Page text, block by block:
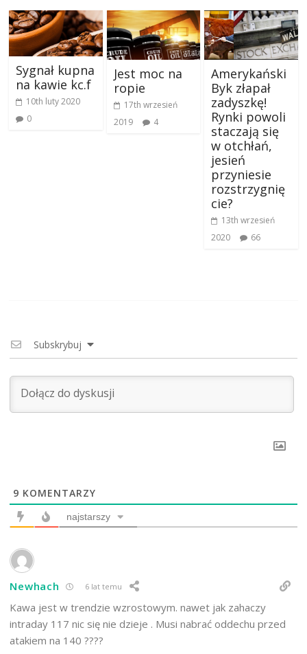
Sygnał kupna
na kawie kc.f
10th luty 2020
0
Jest moc na
ropie
17th wrzesień
2019
4
Amerykański
Byk złapał
zadyszkę!
Rynki powoli
staczają się
w otchłań,
jesień
przyniesie
rozstrzygnię
cie?
13th wrzesień
2020
66
Subskrybuj
9 KOMENTARZY
najstarszy
Newhach 6 lat temu
Kawa jest w trendzie wzrostowym. nawet jak zahaczy
intraday 117 nic się nie dzieje . Musi nabrać oddechu przed
atakiem na 140 ????